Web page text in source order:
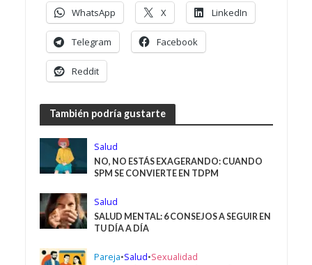
WhatsApp X LinkedIn
Telegram Facebook
Reddit
También podría gustarte
Salud
NO, NO ESTÁS EXAGERANDO: CUANDO
SPM SE CONVIERTE EN TDPM
Salud
SALUD MENTAL: 6 CONSEJOS A SEGUIR EN
TU DÍA A DÍA
Pareja•Salud•Sexualidad